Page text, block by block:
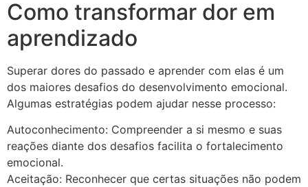
Como transformar dor em
aprendizado
Superar dores do passado e aprender com elas é um
dos maiores desafios do desenvolvimento emocional.
Algumas estratégias podem ajudar nesse processo:
Autoconhecimento: Compreender a si mesmo e suas
reações diante dos desafios facilita o fortalecimento
emocional.
Aceitação: Reconhecer que certas situações não podem